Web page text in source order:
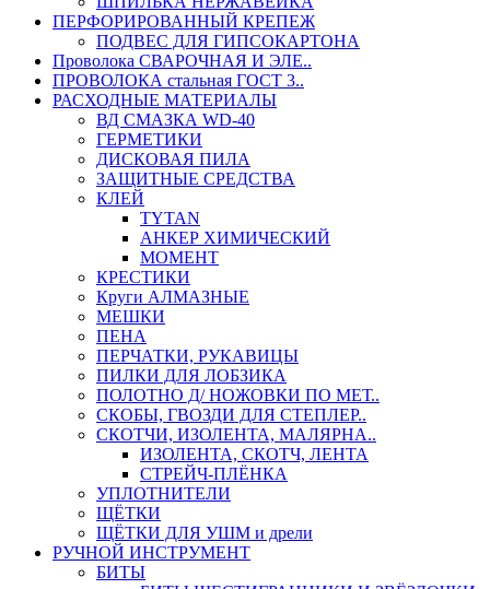
ПЕРФОРИРОВАННЫЙ КРЕПЕЖ
ПОДВЕС ДЛЯ ГИПСОКАРТОНА
Проволока СВАРОЧНАЯ И ЭЛЕ..
ПРОВОЛОКА стальная ГОСТ 3..
РАСХОДНЫЕ МАТЕРИАЛЫ
ВД СМАЗКА WD-40
ГЕРМЕТИКИ
ДИСКОВАЯ ПИЛА
ЗАЩИТНЫЕ СРЕДСТВА
КЛЕЙ
TYTAN
АНКЕР ХИМИЧЕСКИЙ
МОМЕНТ
КРЕСТИКИ
Круги АЛМАЗНЫЕ
МЕШКИ
ПЕНА
ПЕРЧАТКИ, РУКАВИЦЫ
ПИЛКИ ДЛЯ ЛОБЗИКА
ПОЛОТНО Д/ НОЖОВКИ ПО МЕТ..
СКОБЫ, ГВОЗДИ ДЛЯ СТЕПЛЕР..
СКОТЧИ, ИЗОЛЕНТА, МАЛЯРНА..
ИЗОЛЕНТА, СКОТЧ, ЛЕНТА
СТРЕЙЧ-ПЛЁНКА
УПЛОТНИТЕЛИ
ЩЁТКИ
ЩЁТКИ ДЛЯ УШМ и дрели
РУЧНОЙ ИНСТРУМЕНТ
БИТЫ